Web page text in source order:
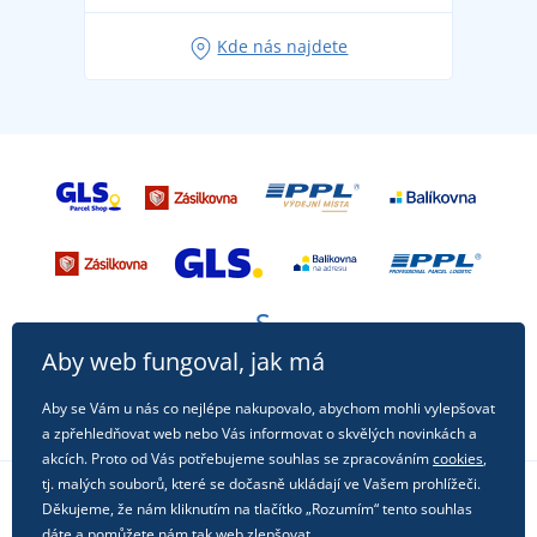
Kde nás najdete
Sledujte nás na sociálních sítích
Aby web fungoval, jak má
Aby se Vám u nás co nejlépe nakupovalo, abychom mohli vylepšovat
a zpřehledňovat web nebo Vás informovat o skvělých novinkách a
akcích. Proto od Vás potřebujeme souhlas se zpracovánímcookies,
tj. malých souborů, které se dočasně ukládají ve Vašem prohlížeči.
Děkujeme, že nám kliknutím na tlačítko „Rozumím“ tento souhlas